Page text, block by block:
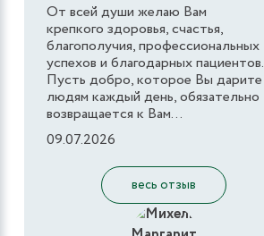
От всей души желаю Вам
крепкого здоровья, счастья,
благополучия, профессиональных
успехов и благодарных пациентов.
Пусть добро, которое Вы дарите
людям каждый день, обязательно
возвращается к Вам...
09.07.2026
весь отзыв